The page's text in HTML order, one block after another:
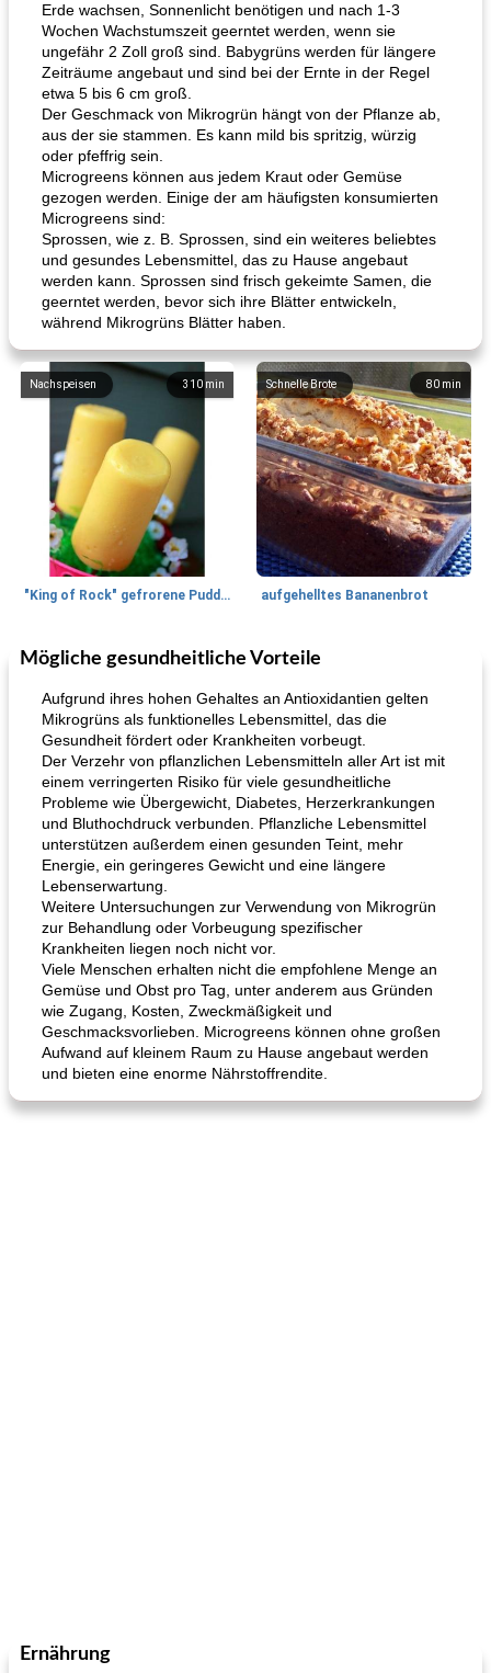
Erde wachsen, Sonnenlicht benötigen und nach 1-3
Wochen Wachstumszeit geerntet werden, wenn sie
ungefähr 2 Zoll groß sind. Babygrüns werden für längere
Zeiträume angebaut und sind bei der Ernte in der Regel
etwa 5 bis 6 cm groß.
Der Geschmack von Mikrogrün hängt von der Pflanze ab,
aus der sie stammen. Es kann mild bis spritzig, würzig
oder pfeffrig sein.
Microgreens können aus jedem Kraut oder Gemüse
gezogen werden. Einige der am häufigsten konsumierten
Microgreens sind:
Sprossen, wie z. B. Sprossen, sind ein weiteres beliebtes
und gesundes Lebensmittel, das zu Hause angebaut
werden kann. Sprossen sind frisch gekeimte Samen, die
geerntet werden, bevor sich ihre Blätter entwickeln,
während Mikrogrüns Blätter haben.
310 min
Nachspeisen
"King of Rock" gefrorene Pudding Pops
80 min
Schnelle Brote
aufgehelltes Bananenbrot
27min
Mittagessen / Snacks
Hühnchen, Süßkartoffelsuppe
Potluck Desserts
Mögliche gesundheitliche Vorteile
Aufgrund ihres hohen Gehaltes an Antioxidantien gelten
Mikrogrüns als funktionelles Lebensmittel, das die
Gesundheit fördert oder Krankheiten vorbeugt.
Der Verzehr von pflanzlichen Lebensmitteln aller Art ist mit
einem verringerten Risiko für viele gesundheitliche
Probleme wie Übergewicht, Diabetes, Herzerkrankungen
und Bluthochdruck verbunden. Pflanzliche Lebensmittel
unterstützen außerdem einen gesunden Teint, mehr
Energie, ein geringeres Gewicht und eine längere
Lebenserwartung.
Weitere Untersuchungen zur Verwendung von Mikrogrün
zur Behandlung oder Vorbeugung spezifischer
Krankheiten liegen noch nicht vor.
Viele Menschen erhalten nicht die empfohlene Menge an
Gemüse und Obst pro Tag, unter anderem aus Gründen
wie Zugang, Kosten, Zweckmäßigkeit und
Geschmacksvorlieben. Microgreens können ohne großen
Aufwand auf kleinem Raum zu Hause angebaut werden
und bieten eine enorme Nährstoffrendite.
Ernährung